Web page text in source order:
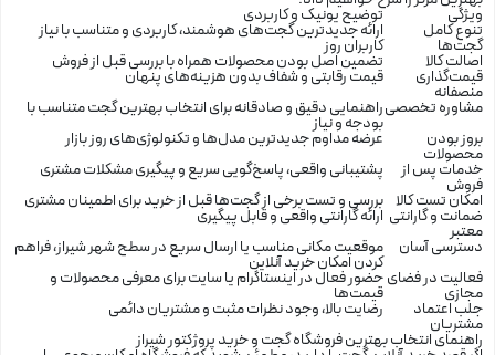
ویژگی توضیح یونیک و کاربردی
تنوع کامل
گجت‌ها
ارائه جدیدترین گجت‌های هوشمند، کاربردی و متناسب با نیاز
کاربران روز
اصالت کالا تضمین اصل بودن محصولات همراه با بررسی قبل از فروش
قیمت‌گذاری
منصفانه
قیمت رقابتی و شفاف بدون هزینه‌های پنهان
مشاوره تخصصیراهنمایی دقیق و صادقانه برای انتخاب بهترین گجت متناسب با
بودجه و نیاز
بروز بودن
محصولات
عرضه مداوم جدیدترین مدل‌ها و تکنولوژی‌های روز بازار
خدمات پس از
فروش
پشتیبانی واقعی، پاسخ‌گویی سریع و پیگیری مشکلات مشتری
امکان تست کالا بررسی و تست برخی از گجت‌ها قبل از خرید برای اطمینان مشتری
ضمانت و گارانتی
معتبر
ارائه گارانتی واقعی و قابل پیگیری
دسترسی آسان
موقعیت مکانی مناسب یا ارسال سریع در سطح شهر شیراز، فراهم
کردن امکان خرید آنلاین
فعالیت در فضای
مجازی
حضور فعال در اینستاگرام یا سایت برای معرفی محصولات و
قیمت‌ها
جلب اعتماد
مشتریان
رضایت بالا، وجود نظرات مثبت و مشتریان دائمی
راهنمای انتخاب بهترین فروشگاه گجت و خرید پروژکتور شیراز